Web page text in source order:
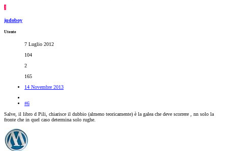
J
judoboy
Utente
7 Luglio 2012
104
2
165
14 Novembre 2013
#6
Salve, il libro d Pili, chiarisce il dubbio (almeno teoricamente) è la galea che deve scorrere , nn solo la
fronte che in quel caso determina solo rughe.